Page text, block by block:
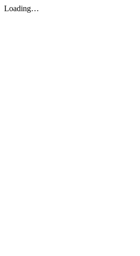
Loading…